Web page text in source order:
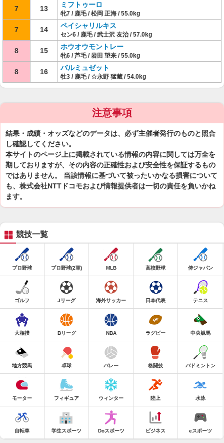
7 13 ミフトゥーロ
牝7 / 鹿毛 / 松岡 正海 / 55.0kg
7 14 ペイシャリルキス
セン6 / 鹿毛 / 武士沢 友治 / 57.0kg
8 15 ホウオウモントレー
牝6 / 芦毛 / 岩田 望来 / 55.0kg
8 16 バルミュゼット
牡3 / 鹿毛 / ☆永野 猛蔵 / 54.0kg
注意事項
結果・成績・オッズなどのデータは、必ず主催者発行のものと照合
し確認してください。
本サイトのページ上に掲載されている情報の内容に関しては万全を
期しておりますが、その内容の正確性および安全性を保証するもの
ではありません。 当該情報に基づいて被ったいかなる損害について
も、株式会社NTTドコモおよび情報提供者は一切の責任を負いかね
ます。
競技一覧
プロ野球 プロ野球(2軍) MLB 高校野球 侍ジャパン
ゴルフ Jリーグ 海外サッカー 日本代表 テニス
大相撲 Bリーグ NBA ラグビー 中央競馬
地方競馬 卓球 バレー 格闘技 バドミントン
モーター フィギュア ウィンター 陸上 水泳
自転車 学生スポーツ Doスポーツ ビジネス eスポーツ